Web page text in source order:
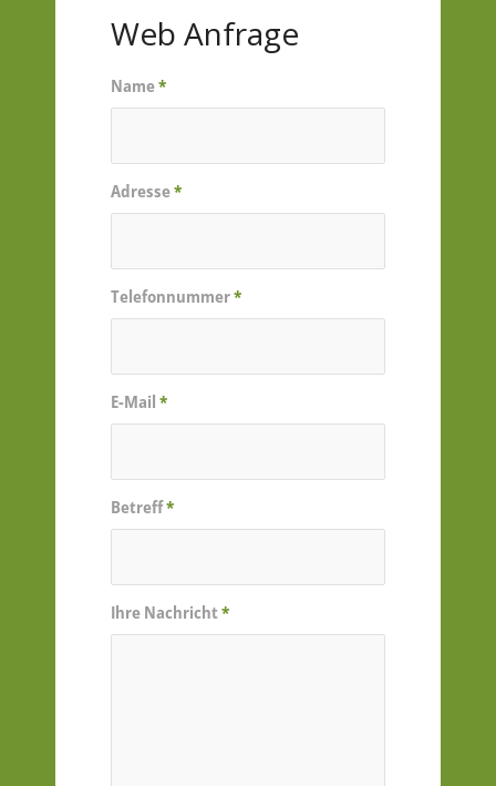
Web Anfrage
Name*
Adresse*
Telefonnummer*
E-Mail *
Betreff*
Ihre Nachricht*